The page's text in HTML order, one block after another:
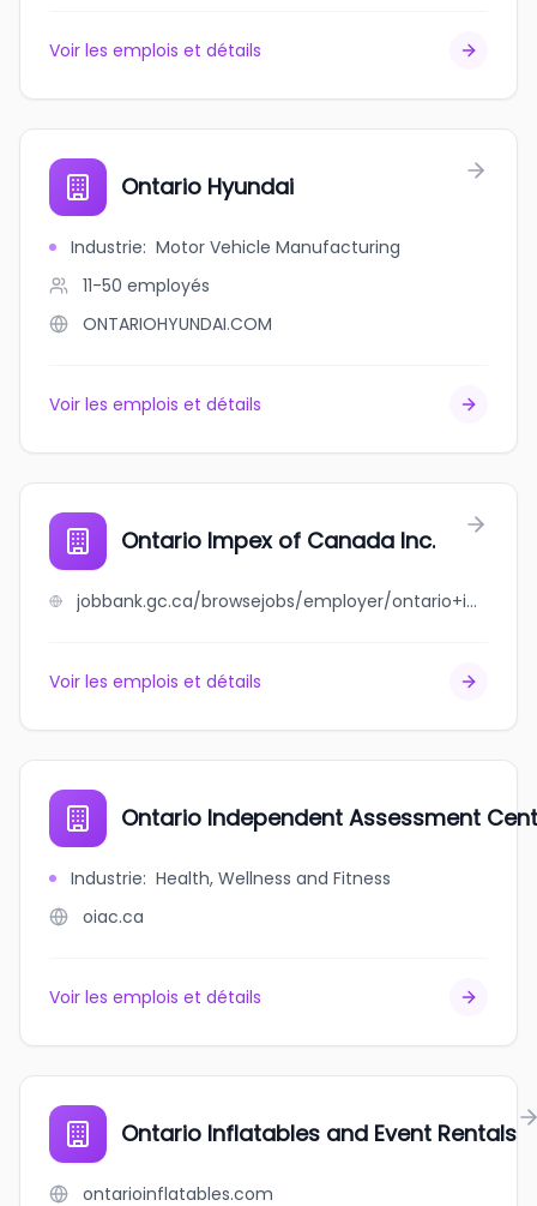
Voir les emplois et détails
Ontario Hyundai
Industrie: Motor Vehicle Manufacturing
11-50 employés
ONTARIOHYUNDAI.COM
Voir les emplois et détails
Ontario Impex of Canada Inc.
jobbank.gc.ca/browsejobs/employer/ontario+impex+of+canada+inc./ca
Voir les emplois et détails
Ontario Independent Assessment
Industrie: Health, Wellness and Fitness
oiac.ca
Voir les emplois et détails
Ontario Inflatables and Event Rentals
ontarioinflatables.com